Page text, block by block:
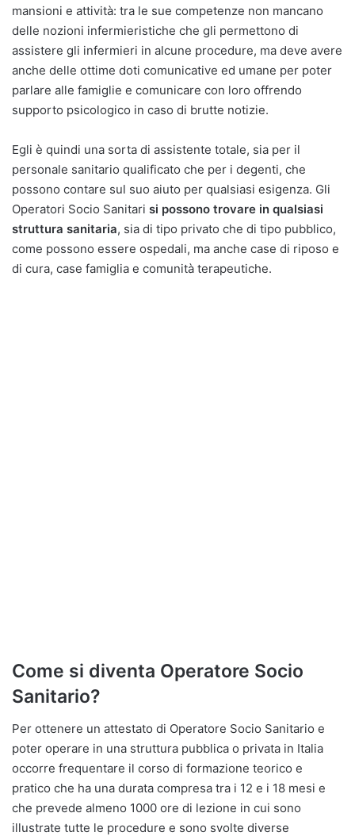
mansioni e attività: tra le sue competenze non mancano
delle nozioni infermieristiche che gli permettono di
assistere gli infermieri in alcune procedure, ma deve avere
anche delle ottime doti comunicative ed umane per poter
parlare alle famiglie e comunicare con loro offrendo
supporto psicologico in caso di brutte notizie.
Egli è quindi una sorta di assistente totale, sia per il
personale sanitario qualificato che per i degenti, che
possono contare sul suo aiuto per qualsiasi esigenza. Gli
Operatori Socio Sanitari si possono trovare in qualsiasi
struttura sanitaria, sia di tipo privato che di tipo pubblico,
come possono essere ospedali, ma anche case di riposo e
di cura, case famiglia e comunità terapeutiche.
Come si diventa Operatore Socio
Sanitario?
Per ottenere un attestato di Operatore Socio Sanitario e
poter operare in una struttura pubblica o privata in Italia
occorre frequentare il corso di formazione teorico e
pratico che ha una durata compresa tra i 12 e i 18 mesi e
che prevede almeno 1000 ore di lezione in cui sono
illustrate tutte le procedure e sono svolte diverse